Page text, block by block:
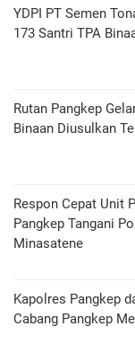
YDPI PT Semen
173 Santri TPA
Rutan Pangkep
Binaan Diusulkan
Respon Cepat Unit
Pangkep Tangani
Minasatene
Kapolres Pangkep
Cabang Pangkep